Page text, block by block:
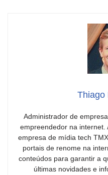
Thiago
Administrador de
empreendedor na internet.
empresa de mídia tech
portais de renome na
conteúdos para garantir a
últimas novidades e